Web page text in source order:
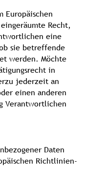
Europäischen
Recht,
eine
sie betreffende
werden. Möchte
in
jederzeit an
einen anderen
Verantwortlichen
Daten
Richtlinien-